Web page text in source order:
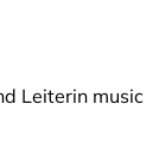
Leiterin music